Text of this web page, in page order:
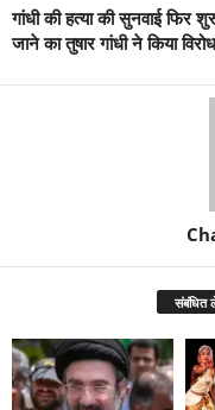
गांधी की हत्या की सुनवाई फिर
जाने का तुषार गांधी ने किया विरोध
संबंधित